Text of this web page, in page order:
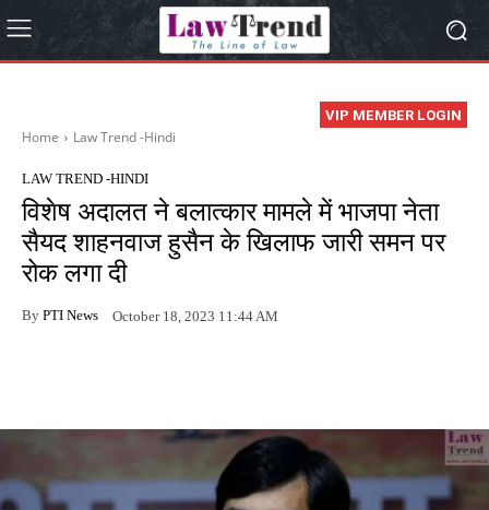
VIP MEMBER LOGIN
Home Law Trend -Hindi
LAW TREND -HINDI
विशेष अदालत ने बलात्कार मामले में भाजपा नेता
सैयद शाहनवाज हुसैन के खिलाफ जारी समन पर
रोक लगा दी
By PTI News October 18, 2023 11:44 AM